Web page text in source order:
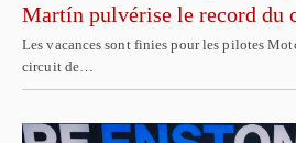
Martín pulvérise le record du
Les vacances sont finies pour les pilotes
circuit de…